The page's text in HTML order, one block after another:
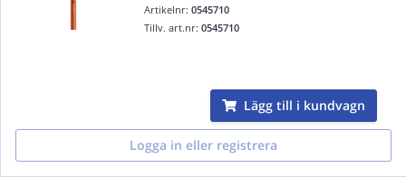
Artikelnr:0545710
Tillv. art.nr:0545710
Lägg till i kundvagn
Logga in eller registrera